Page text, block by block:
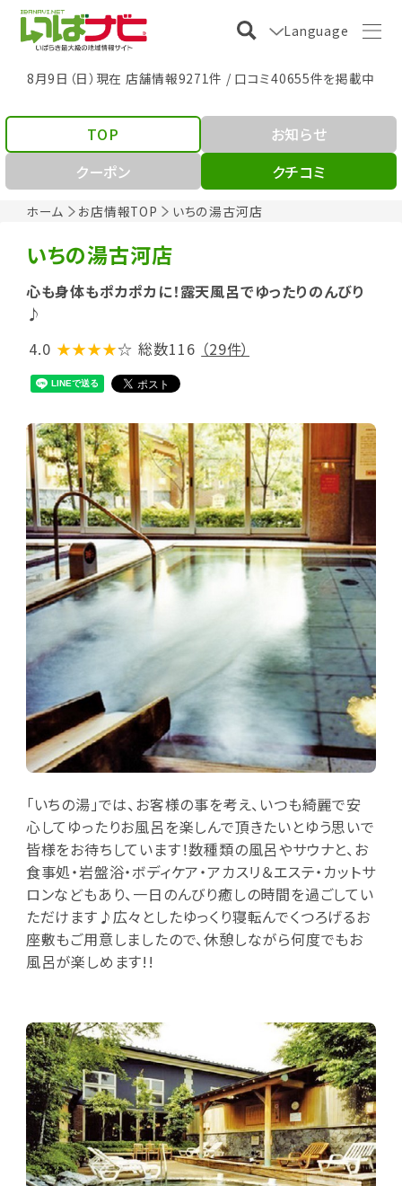
Language
8月9日（日）現在 店舗情報9271件 / 口コミ40655件を掲載中
ホーム お店情報TOP いちの湯古河店
TOP
お知らせ
クーポン
クチコミ
いちの湯古河店
心も身体もポカポカに！露天風呂でゆったりのんびり
♪
4.0 ★★★★☆ 総数116 （29件）
「いちの湯」では、お客様の事を考え、いつも綺麗で安
心してゆったりお風呂を楽しんで頂きたいとゆう思いで
皆様をお待ちしています！数種類の風呂やサウナと、お
食事処・岩盤浴・ボディケア・アカスリ＆エステ・カットサ
ロンなどもあり、一日のんびり癒しの時間を過ごしてい
ただけます♪広々としたゆっくり寝転んでくつろげるお
座敷もご用意しましたので、休憩しながら何度でもお
風呂が楽しめます!!